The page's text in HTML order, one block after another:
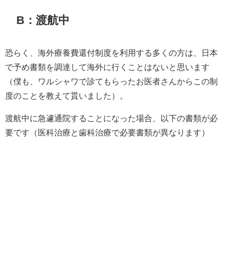
B：渡航中
恐らく、海外療養費還付制度を利用する多くの方は、日本
で予め書類を調達して海外に行くことはないと思います
（僕も、ワルシャワで診てもらったお医者さんからこの制
度のことを教えて貰いました）。
渡航中に急遽通院することになった場合、以下の書類が必
要です（医科治療と歯科治療で必要書類が異なります）